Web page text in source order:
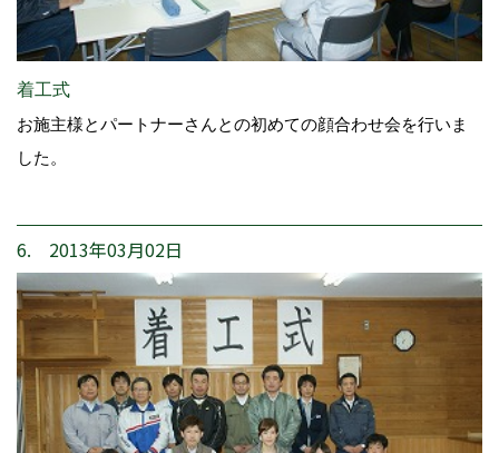
着工式
お施主様とパートナーさんとの初めての顔合わせ会を行いま
した。
6. 2013年03月02日